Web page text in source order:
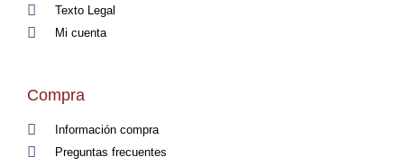
Texto Legal
Mi cuenta
Compra
Información compra
Preguntas frecuentes